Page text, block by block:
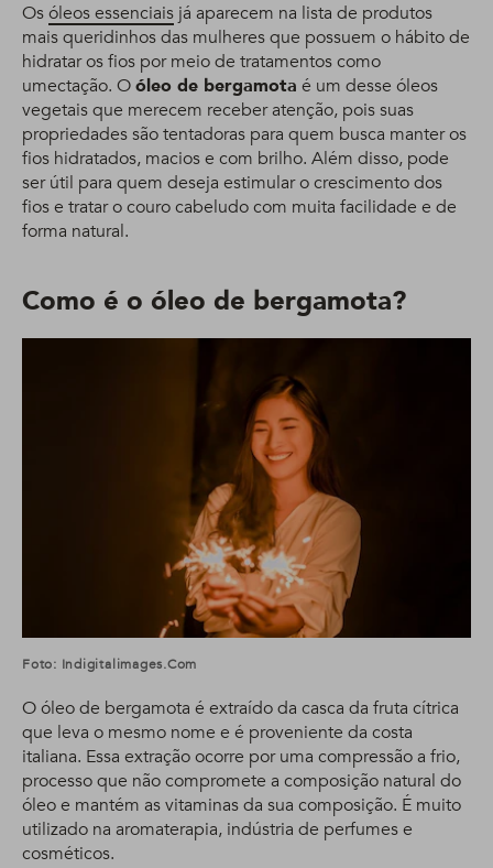
Osóleos essenciais já aparecem na lista de produtos
mais queridinhos das mulheres que possuem o hábito de
hidratar os fios por meio de tratamentos como
umectação. Oóleo de bergamota é um desse óleos
vegetais que merecem receber atenção, pois suas
propriedades são tentadoras para quem busca manter os
fios hidratados, macios e com brilho. Além disso, pode
ser útil para quem deseja estimular o crescimento dos
fios e tratar o couro cabeludo com muita facilidade e de
forma natural.
Como é o óleo de bergamota?
Foto: Indigitalimages.com
O óleo de bergamota é extraído da casca da fruta cítrica
que leva o mesmo nome e é proveniente da costa
italiana. Essa extração ocorre por uma compressão a frio,
processo que não compromete a composição natural do
óleo e mantém as vitaminas da sua composição. É muito
utilizado na aromaterapia, indústria de perfumes e
cosméticos.